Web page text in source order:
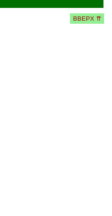
ВВЕРХ ⇈